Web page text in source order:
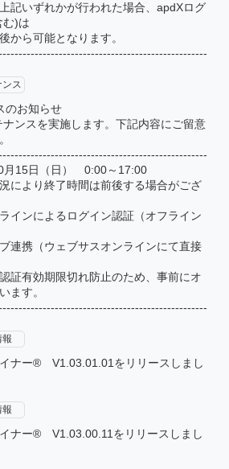
いずれかが行われた場合、apdXログ
む)は
から可能となります。
ンス
のお知らせ
ンスを実施します。下記内容にご留意
月15日（日） 0:00～17:00
により終了時間は前後する場合がござ
インによるログイン認証（オフライン
連携（ウェブサスオンラインにて直接
有効期限切れ防止のため、事前にオ
ます。
報
ナー® V1.03.01.01をリリースしまし
報
ナー® V1.03.00.11をリリースしまし